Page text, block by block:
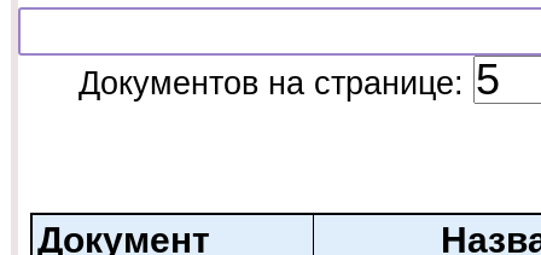
Документов на странице:
Документ